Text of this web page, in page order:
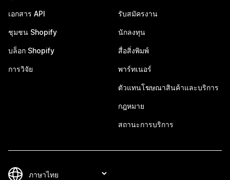
เอกสาร API
ชุมชน Shopify
บล็อก Shopify
การวิจัย
รับสมัครงาน
นักลงทุน
สื่อสิ่งพิมพ์
พาร์ทเนอร์
ตัวแทนโฆษณาสินค้าและบริการ
กฎหมาย
สถานะการบริการ